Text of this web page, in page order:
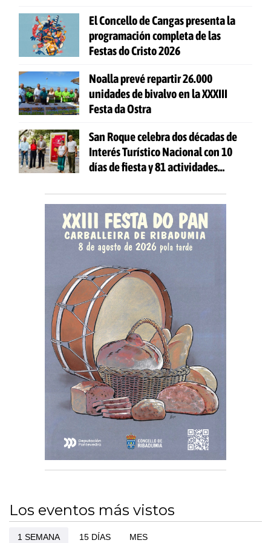
El Concello de Cangas presenta la
programación completa de las
Festas do Cristo 2026
Noalla prevé repartir 26.000
unidades de bivalvo en la XXXIII
Festa da Ostra
San Roque celebra dos décadas de
Interés Turístico Nacional con 10
días de fiesta y 81 actividades
Los eventos más vistos
1 SEMANA 15 DÍAS MES